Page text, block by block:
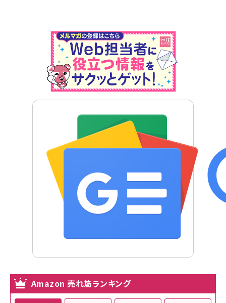
Amazon 売れ筋ランキング